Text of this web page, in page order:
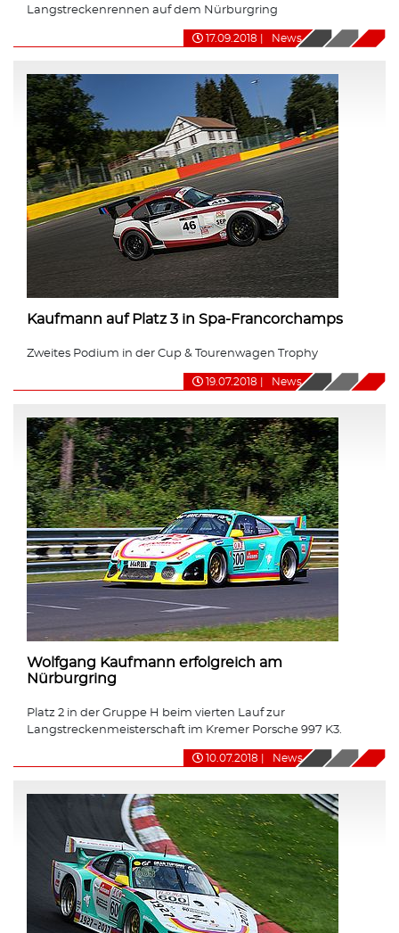
Langstreckenrennen auf dem Nürburgring
17.09.2018 News
Kaufmann auf Platz 3 in Spa-Francorchamps
Zweites Podium in der Cup & Tourenwagen Trophy
19.07.2018 News
Wolfgang Kaufmann erfolgreich am
Nürburgring
Platz 2 in der Gruppe H beim vierten Lauf zur
Langstreckenmeisterschaft im Kremer Porsche 997 K3.
10.07.2018 News